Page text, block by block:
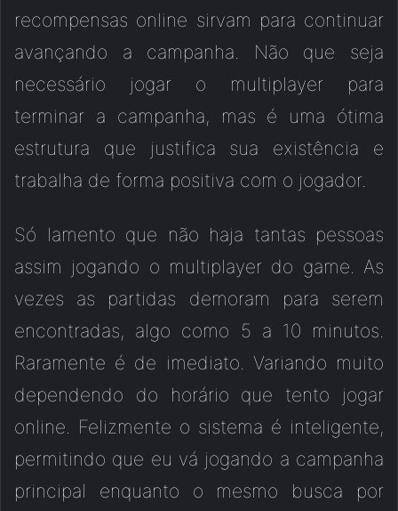
recompensas online sirvam para continuar
avançando a campanha. Não que seja
necessário jogar o multiplayer para
terminar a campanha, mas é uma ótima
estrutura que justifica sua existência e
trabalha de forma positiva com o jogador.
Só lamento que não haja tantas pessoas
assim jogando o multiplayer do game. As
vezes as partidas demoram para serem
encontradas, algo como 5 a 10 minutos.
Raramente é de imediato. Variando muito
dependendo do horário que tento jogar
online. Felizmente o sistema é inteligente,
permitindo que eu vá jogando a campanha
principal enquanto o mesmo busca por